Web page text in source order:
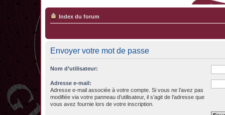
Index du forum
Envoyer votre mot de passe
Nom d’utilisateur:
Adresse e-mail:
Adresse e-mail associée à votre compte. Si vous ne l’avez pas
modifiée via votre panneau d’utilisateur, il s’agit de l’adresse que
vous avez fournie lors de votre inscription.